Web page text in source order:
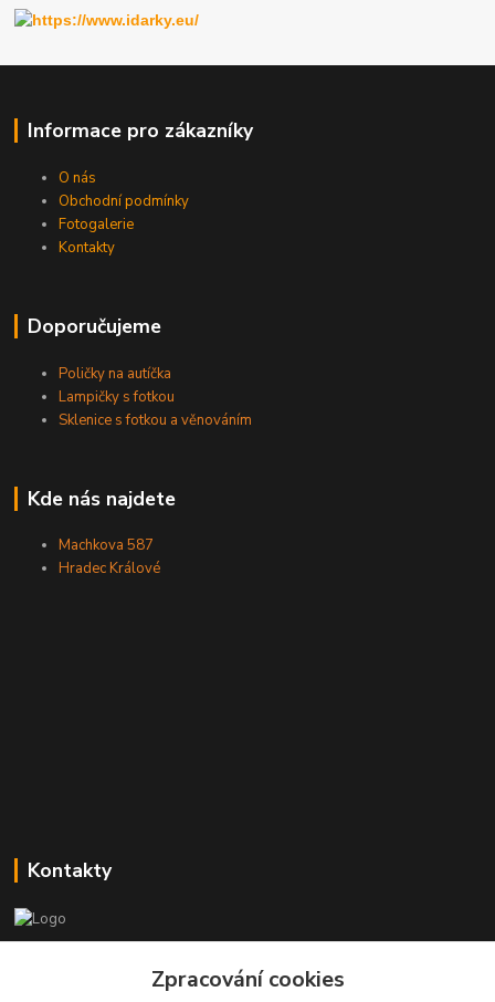
Informace pro zákazníky
O nás
Obchodní podmínky
Fotogalerie
Kontakty
Doporučujeme
Poličky na autíčka
Lampičky s fotkou
Sklenice s fotkou a věnováním
Kde nás najdete
Machkova 587
Hradec Králové
Kontakty
+420773237626
Zpracování cookies